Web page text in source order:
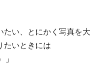
い、とにかく写真を大
たいときには